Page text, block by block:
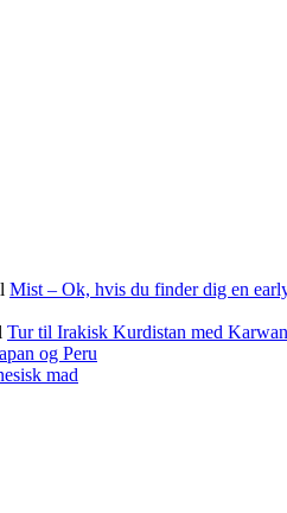
Mist – Ok, hvis du finder dig en
Tur til Irakisk Kurdistan med
og Peru
mad